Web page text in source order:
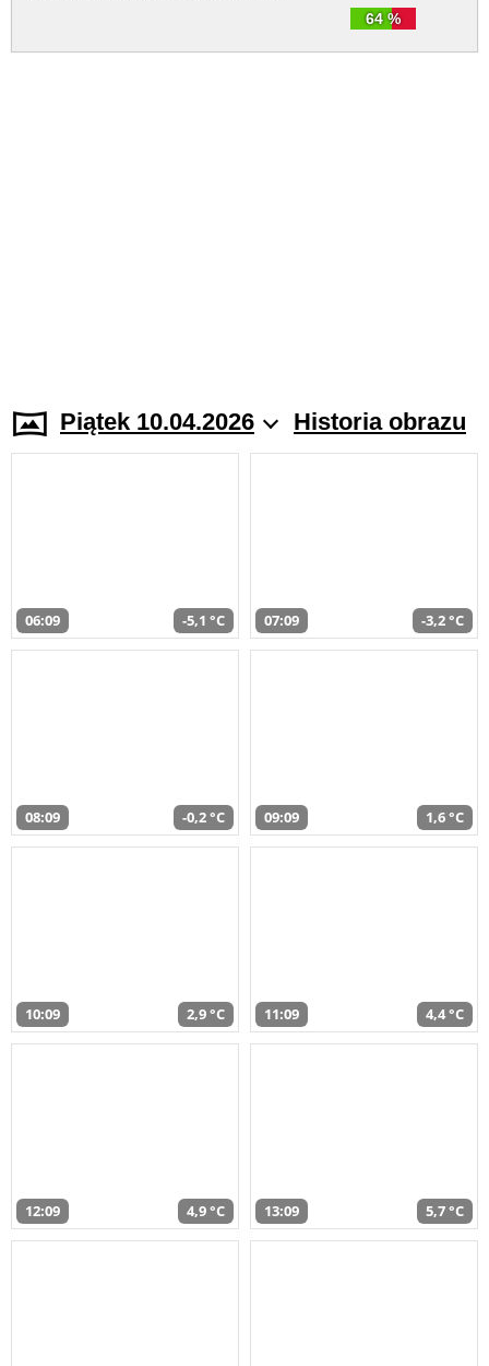
64 %
Piątek 10.04.2026 Historia obrazu
06:09 -5,1 °C 07:09 -3,2 °C
08:09 -0,2 °C 09:09 1,6 °C
10:09 2,9 °C 11:09 4,4 °C
12:09 4,9 °C 13:09 5,7 °C